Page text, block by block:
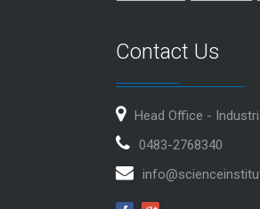
Contact Us
Head Office -
0483-2768340